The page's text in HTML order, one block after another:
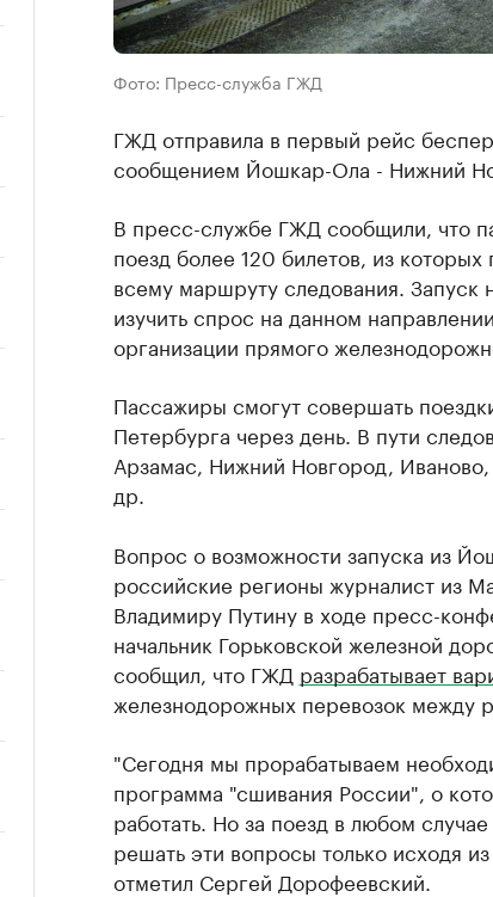
Фото: Пресс-служба ГЖД
ГЖД отправила в первый рейс
сообщением Йошкар-Ола - Нижний
В пресс-службе ГЖД сообщили, что
поезд более 120 билетов, из
всему маршруту следования. Запуск
изучить спрос на данном
организации прямого
Пассажиры смогут совершать
Петербурга через день. В пути
Арзамас, Нижний Новгород,
др.
Вопрос о возможности запуска из
российские регионы журналист из
Владимиру Путину в ходе пресс-
начальник Горьковской железной
сообщил, что ГЖД разрабатывает
железнодорожных перевозок между
"Сегодня мы прорабатываем
программа "сшивания России", о
работать. Но за поезд в любом
решать эти вопросы только исходя
отметил Сергей Дорофеевский.